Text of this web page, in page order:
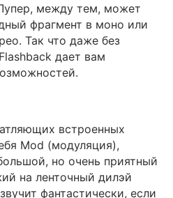
между тем, может
фрагмент в моно или
Так что даже без
дает вам
встроенных
Mod (модуляция),
но очень приятный
на ленточный дилэй
фантастически, если